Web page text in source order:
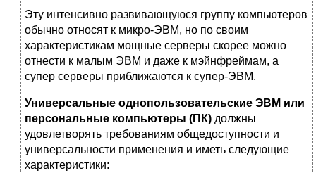
Эту интенсивно развивающуюся группу компьютеров
обычно относят к микро-ЭВМ, но по своим
характеристикам мощные серверы скорее можно
отнести к малым ЭВМ и даже к мэйнфреймам, а
супер серверы приближаются к супер-ЭВМ.
Универсальные однопользовательские ЭВМ или
персональные компьютеры (ПК) должны
удовлетворять требованиям общедоступности и
универсальности применения и иметь следующие
характеристики: